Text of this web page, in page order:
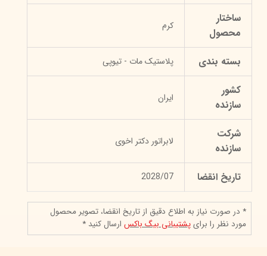
ساختار
محصول
کرم
بسته بندی پلاستیک مات - تیوپی
کشور
سازنده
ایران
شرکت
سازنده
لابراتور دکتر اخوی
تاریخ انقضا 2028/07
* در صورت نیاز به اطلاع دقیق از تاریخ انقضا، تصویر محصول
مورد نظر را برایپشتیبانی بیگ باکسارسال کنید *